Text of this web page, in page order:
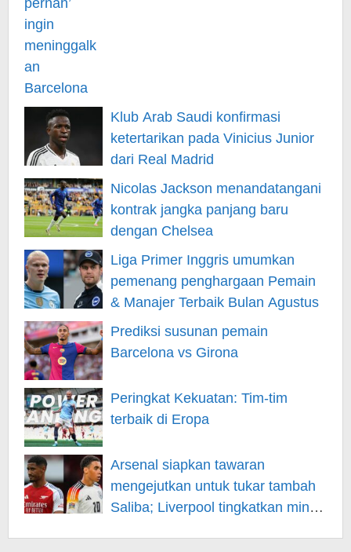
Klub Arab Saudi konfirmasi
ketertarikan pada Vinicius Junior
dari Real Madrid
Nicolas Jackson menandatangani
kontrak jangka panjang baru
dengan Chelsea
Liga Primer Inggris umumkan
pemenang penghargaan Pemain
& Manajer Terbaik Bulan Agustus
Prediksi susunan pemain
Barcelona vs Girona
Peringkat Kekuatan: Tim-tim
terbaik di Eropa
Arsenal siapkan tawaran
mengejutkan untuk tukar tambah
Saliba; Liverpool tingkatkan minat